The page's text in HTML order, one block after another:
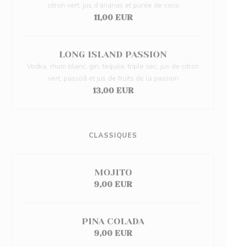
citron vert, jus d’ananas et purée de coco
11,00 EUR
LONG ISLAND PASSION
Vodka, rhum blanc, gin, tequila, triple sec, jus de citron
vert, passoã et jus de fruits de la passion
13,00 EUR
CLASSIQUES
MOJITO
9,00 EUR
PINA COLADA
9,00 EUR